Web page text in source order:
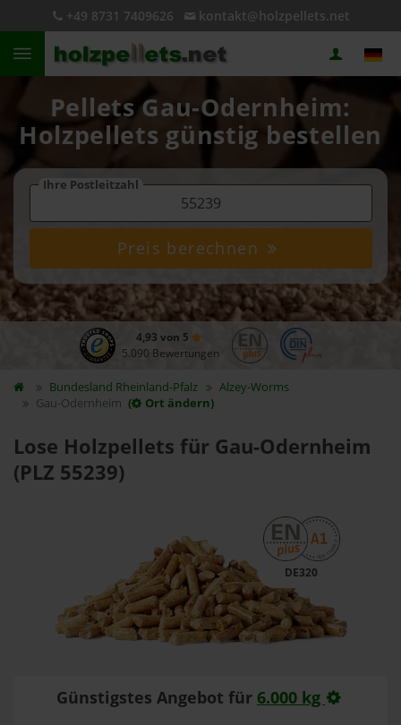
+49 8731 7409626 kontakt@holzpellets.net
Pellets Gau-Odernheim:
Holzpellets günstig bestellen
Ihre Postleitzahl
Preis berechnen
4,93 von 5
5.090 Bewertungen
Bundesland Rheinland-Pfalz
Alzey-Worms
Gau-Odernheim ( Ort ändern)
Lose Holzpellets für Gau-Odernheim
(PLZ 55239)
DE320
Günstigstes Angebot für 6.000 kg